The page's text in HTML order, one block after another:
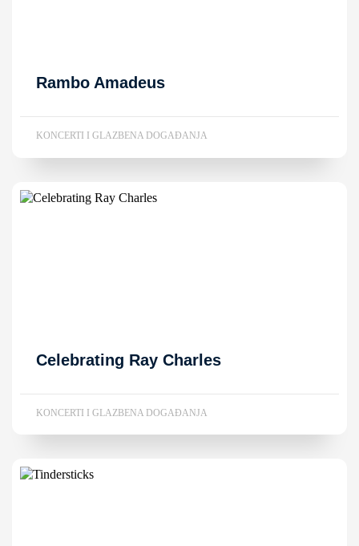
Rambo Amadeus
KONCERTI I GLAZBENA DOGAĐANJA
Celebrating Ray Charles
KONCERTI I GLAZBENA DOGAĐANJA